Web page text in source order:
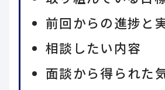
前回からの進捗と
相談したい内容
面談から得られた